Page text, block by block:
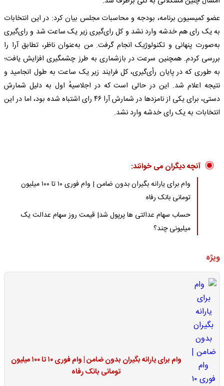
عضو کمیسیون برنامه، بودجه و محاسبات مجلس بیان کرد: در این انتخابات
به یک رای هم خدشه وارد نشد و کل رای‌گیری زیر یک ساعت شد و رای‌گیری
به‌صورت پنهانی و تکنولوژیک انجام گرفت. من به‌عنوان ناظر، تطابق آرا را
بررسی کردم. همچنین سرعت در بازشماری به طرز چشمگیری افزایش یافت؛
به طوری که در پایان رأی‌گیری، کل فرایند زیر یک ساعت به طول انجامید و
نتیجه اعلام شد. این در حالی است که در اجلاسیهٔ اول به دلیل شمارش
دستی، برای یکی از نامزدها در شمارش آرا ۴۶ رای اشتباه شده بود، اما در این
انتخابات به یک رای خدشه وارد نشد.
آنچه دیگران می خوانند:
وام برای یارانه بگیران بدون ضامن | وام فوری ۱۰ تا ۱۰۰ میلیون
تومانی بانک رفاه
حساب سهام عدالتی ها پرپول شد| قیمت روز سهام عدالت یک
میلیونی چند؟
ویژه
وام برای یارانه بگیران بدون ضامن | وام فوری ۱۰ تا ۱۰۰ میلیون
تومانی بانک رفاه